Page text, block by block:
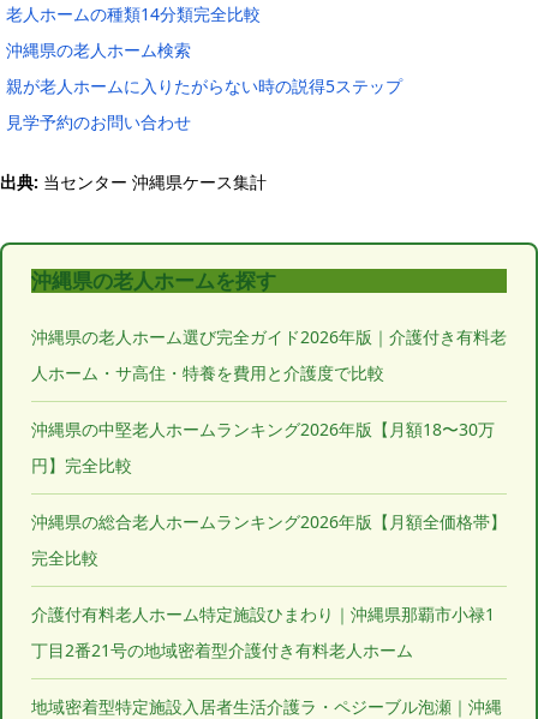
老人ホームの種類14分類完全比較
沖縄県の老人ホーム検索
親が老人ホームに入りたがらない時の説得5ステップ
見学予約のお問い合わせ
出典: 当センター 沖縄県ケース集計
沖縄県の老人ホームを探す
沖縄県の老人ホーム選び完全ガイド2026年版｜介護付き有料老
人ホーム・サ高住・特養を費用と介護度で比較
沖縄県の中堅老人ホームランキング2026年版【月額18〜30万
円】完全比較
沖縄県の総合老人ホームランキング2026年版【月額全価格帯】
完全比較
介護付有料老人ホーム特定施設ひまわり｜沖縄県那覇市小禄1
丁目2番21号の地域密着型介護付き有料老人ホーム
地域密着型特定施設入居者生活介護ラ・ペジーブル泡瀬｜沖縄